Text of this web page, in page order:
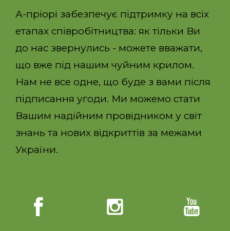
А-пріорі забезпечує підтримку на всіх
етапах співробітництва: як тільки Ви
до нас звернулись - можете вважати,
що вже під нашим чуйним крилом.
Нам не все одне, що буде з вами після
підписання угоди. Ми можемо стати
Вашим надійним провідником у світ
знань та нових відкриттів за межами
України.